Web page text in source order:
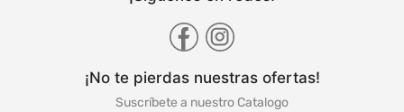
¡No te pierdas nuestras ofertas!
Suscríbete a nuestro Catalogo